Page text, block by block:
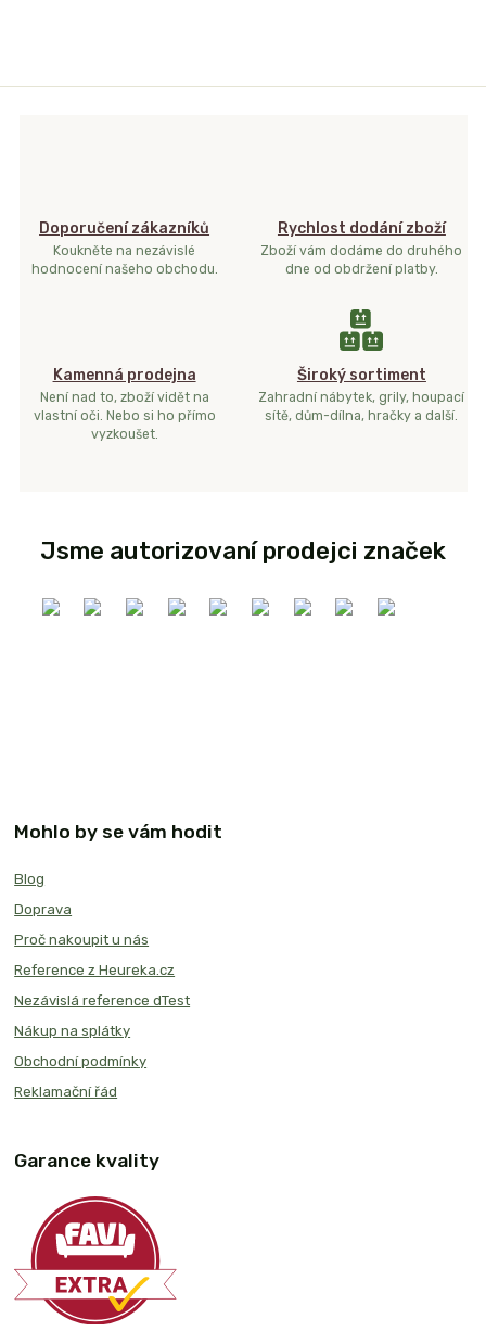
Doporučení zákazníků
Koukněte na nezávislé
hodnocení našeho obchodu.
Rychlost dodání zboží
Zboží vám dodáme do druhého
dne od obdržení platby.
Kamenná prodejna
Není nad to, zboží vidět na
vlastní oči. Nebo si ho přímo
vyzkoušet.
Široký sortiment
Zahradní nábytek, grily, houpací
sítě, dům-dílna, hračky a další.
Jsme autorizovaní prodejci značek
Mohlo by se vám hodit
Blog
Doprava
Proč nakoupit u nás
Reference z Heureka.cz
Nezávislá reference dTest
Nákup na splátky
Obchodní podmínky
Reklamační řád
Garance kvality